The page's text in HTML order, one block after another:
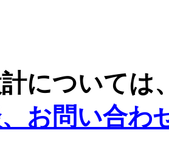
については
、お問い合